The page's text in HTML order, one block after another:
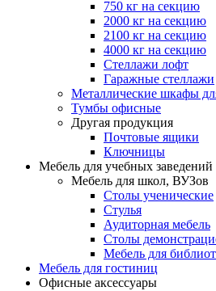
750 кг на секцию
2000 кг на секцию
2100 кг на секцию
4000 кг на секцию
Стеллажи лофт
Гаражные стеллажи
Металлические шкафы
Тумбы офисные
Другая продукция
Почтовые ящики
Ключницы
Мебель для учебных заведений
Мебель для школ, ВУЗов
Столы ученические
Стулья
Аудиторная мебель
Столы
Мебель для
Мебель для гостиниц
Офисные аксессуары